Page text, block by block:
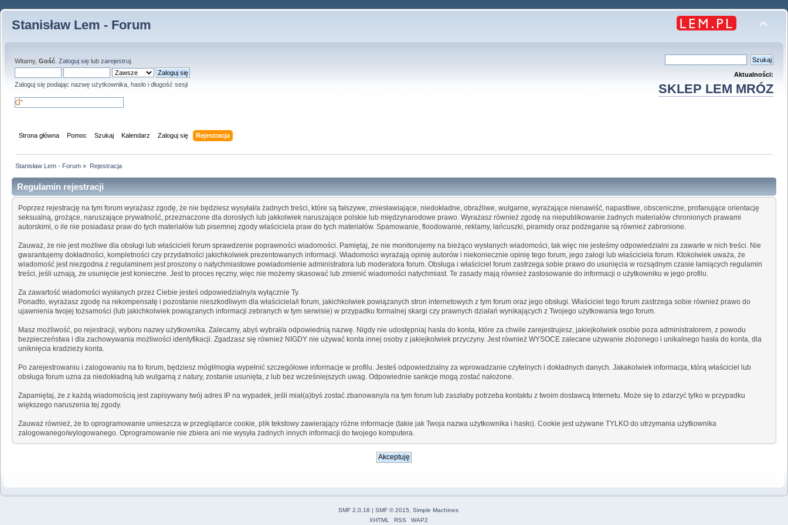
Stanisław Lem - Forum
Witamy, Gość Zaloguj się lub zarejestruj
Zaloguj się podając nazwę użytkownika, hasło i długość sesji
Aktualności:
SKLEP LEM MRÓZ
Strona główna Pomoc Szukaj Kalendarz Zaloguj się Rejestracja
Stanisław Lem - Forum » Rejestracja
Regulamin rejestracji
Poprzez rejestrację na tym forum wyrażasz zgodę, że nie będziesz wysyłał/a żadnych treści, które są fałszywe, zniesławiające, niedokładne, obraźliwe, wulgarne, wyrażające nienawiść, napastliwe, obsceniczne, profanujące orientację
seksualną, grożące, naruszające prywatność, przeznaczone dla dorosłych lub jakkolwiek naruszające polskie lub międzynarodowe prawo. Wyrażasz również zgodę na niepublikowanie żadnych materiałów chronionych prawami
autorskimi, o ile nie posiadasz praw do tych materiałów lub pisemnej zgody właściciela praw do tych materiałów. Spamowanie, floodowanie, reklamy, łańcuszki, piramidy oraz podżeganie są również zabronione.
Zauważ, że nie jest możliwe dla obsługi lub właścicieli forum sprawdzenie poprawności wiadomości. Pamiętaj, że nie monitorujemy na bieżąco wysłanych wiadomości, tak więc nie jesteśmy odpowiedzialni za zawarte w nich treści. Nie
gwarantujemy dokładności, kompletności czy przydatności jakichkolwiek prezentowanych informacji. Wiadomości wyrażają opinię autorów i niekoniecznie opinię tego forum, jego załogi lub właściciela forum. Ktokolwiek uważa, że
wiadomość jest niezgodna z regulaminem jest proszony o natychmiastowe powiadomienie administratora lub moderatora forum. Obsługa i właściciel forum zastrzega sobie prawo do usunięcia w rozsądnym czasie łamiących regulamin
treści, jeśli uznają, że usunięcie jest konieczne. Jest to proces ręczny, więc nie możemy skasować lub zmienić wiadomości natychmiast. Te zasady mają również zastosowanie do informacji o użytkowniku w jego profilu.
Za zawartość wiadomości wysłanych przez Ciebie jesteś odpowiedzialny/a wyłącznie Ty.
Ponadto, wyrażasz zgodę na rekompensatę i pozostanie nieszkodliwym dla właściciela/i forum, jakichkolwiek powiązanych stron internetowych z tym forum oraz jego obsługi. Właściciel tego forum zastrzega sobie również prawo do
ujawnienia twojej tożsamości (lub jakichkolwiek powiązanych informacji zebranych w tym serwisie) w przypadku formalnej skargi czy prawnych działań wynikających z Twojego użytkowania tego forum.
Masz możliwość, po rejestracji, wyboru nazwy użytkownika. Zalecamy, abyś wybrał/a odpowiednią nazwę. Nigdy nie udostępniaj hasła do konta, które za chwile zarejestrujesz, jakiejkolwiek osobie poza administratorem, z powodu
bezpieczeństwa i dla zachowywania możliwości identyfikacji. Zgadzasz się również NIGDY nie używać konta innej osoby z jakiejkolwiek przyczyny. Jest również WYSOCE zalecane używanie złożonego i unikalnego hasła do konta, dla
uniknięcia kradzieży konta.
Po zarejestrowaniu i zalogowaniu na to forum, będziesz mógł/mogła wypełnić szczegółowe informacje w profilu. Jesteś odpowiedzialny za wprowadzanie czytelnych i dokładnych danych. Jakakolwiek informacja, którą właściciel lub
obsługa forum uzna za niedokładną lub wulgarną z natury, zostanie usunięta, z lub bez wcześniejszych uwag. Odpowiednie sankcje mogą zostać nałożone.
Zapamiętaj, że z każdą wiadomością jest zapisywany twój adres IP na wypadek, jeśli miał(a)byś zostać zbanowany/a na tym forum lub zaszłaby potrzeba kontaktu z twoim dostawcą Internetu. Może się to zdarzyć tylko w przypadku
większego naruszenia tej zgody.
Zauważ również, że to oprogramowanie umieszcza w przeglądarce cookie, plik tekstowy zawierający różne informacje (takie jak Twoja nazwa użytkownika i hasło). Cookie jest używane TYLKO do utrzymania użytkownika
zalogowanego/wylogowanego. Oprogramowanie nie zbiera ani nie wysyła żadnych innych informacji do twojego komputera.
SMF 2.0.18 | SMF © 2015
Simple Machines
XHTML
RSS WAP2